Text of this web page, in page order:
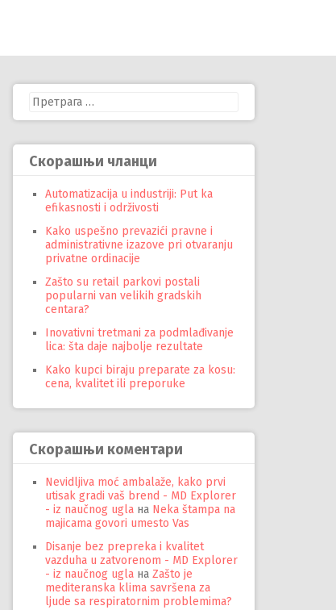
Претрага
за:
Скорашњи чланци
Automatizacija u industriji: Put ka
efikasnosti i održivosti
Kako uspešno prevazići pravne i
administrativne izazove pri otvaranju
privatne ordinacije
Zašto su retail parkovi postali
popularni van velikih gradskih
centara?
Inovativni tretmani za podmlađivanje
lica: šta daje najbolje rezultate
Kako kupci biraju preparate za kosu:
cena, kvalitet ili preporuke
Скорашњи коментари
Nevidljiva moć ambalaže, kako prvi
utisak gradi vaš brend - MD Explorer
- iz naučnog ugla на Neka štampa na
majicama govori umesto Vas
Disanje bez prepreka i kvalitet
vazduha u zatvorenom - MD Explorer
- iz naučnog ugla на Zašto je
mediteranska klima savršena za
ljude sa respiratornim problemima?